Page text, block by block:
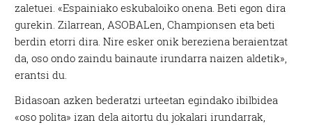
zaletuei. «Espainiako eskubaloiko onena. Beti egon dira
gurekin. Zilarrean, ASOBALen, Championsen eta beti
berdin etorri dira. Nire esker onik bereziena beraientzat
da, oso ondo zaindu bainaute irundarra naizen aldetik»,
erantsi du.
Bidasoan azken bederatzi urteetan egindako ibilbidea
«oso polita» izan dela aitortu du jokalari irundarrak,